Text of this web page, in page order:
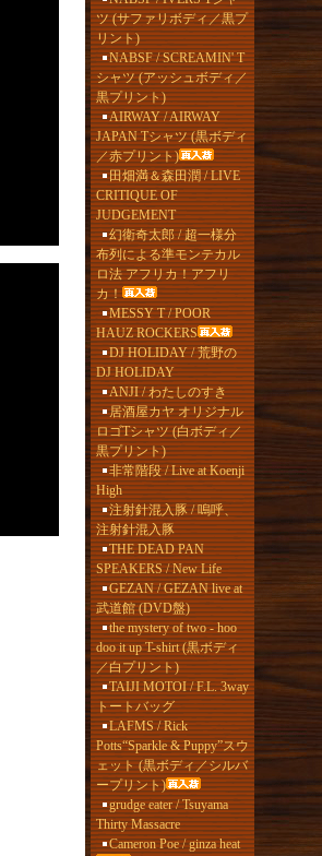
ツ (サファリボディ／黒プ
リント)
NABSF / SCREAMIN' T
シャツ (アッシュボディ／
黒プリント)
AIRWAY / AIRWAY
JAPAN Tシャツ (黒ボディ
／赤プリント)
田畑満＆森田潤 / LIVE
CRITIQUE OF
JUDGEMENT
幻衛奇太郎 / 超一様分
布列による準モンテカル
ロ法 アフリカ！アフリ
カ！
MESSY T / POOR
HAUZ ROCKERS
DJ HOLIDAY / 荒野の
DJ HOLIDAY
ANJI / わたしのすき
居酒屋カヤ オリジナル
ロゴTシャツ (白ボディ／
黒プリント)
非常階段 / Live at Koenji
High
注射針混入豚 / 嗚呼、
注射針混入豚
THE DEAD PAN
SPEAKERS / New Life
GEZAN / GEZAN live at
武道館 (DVD盤)
the mystery of two - hoo
doo it up T-shirt (黒ボディ
／白プリント)
TAIJI MOTOI / F.L. 3way
トートバッグ
LAFMS / Rick
Potts“Sparkle & Puppy”スウ
ェット (黒ボディ／シルバ
ープリント)
grudge eater / Tsuyama
Thirty Massacre
Cameron Poe / ginza heat